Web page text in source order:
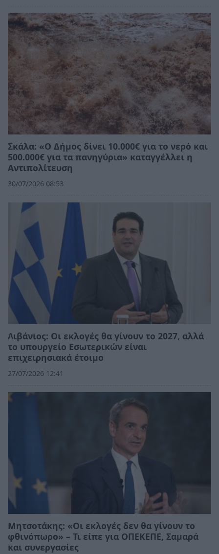
Σκάλα: «Ο Δήμος δίνει 10.000€ για το νερό και
500.000€ για τα πανηγύρια» καταγγέλλει η
Αντιπολίτευση
30/07/2026 08:53
Λιβάνιος: Οι εκλογές θα γίνουν το 2027, αλλά
το υπουργείο Εσωτερικών είναι
επιχειρησιακά έτοιμο
27/07/2026 12:41
Μητσοτάκης: «Οι εκλογές δεν θα γίνουν το
φθινόπωρο» – Τι είπε για ΟΠΕΚΕΠΕ, Σαμαρά
και συνεργασίες